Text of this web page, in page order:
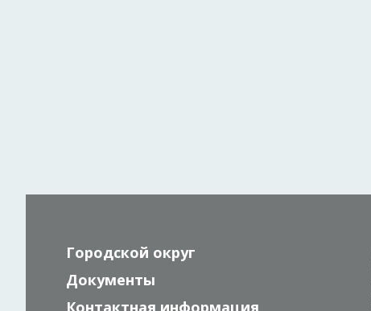
Городской округ
Документы
Контактная информация